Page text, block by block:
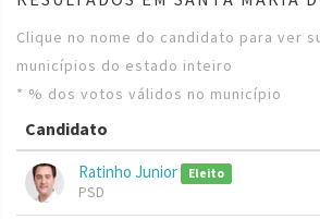
Clique no nome do candidato para ver
municípios do estado inteiro
* % dos votos válidos no município
Candidato
Ratinho Junior Eleito
PSD